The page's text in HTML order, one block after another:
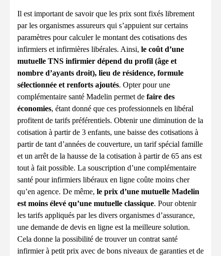
Il est important de savoir que les prix sont fixés librement
par les organismes assureurs qui s’appuient sur certains
paramètres pour calculer le montant des cotisations des
infirmiers et infirmières libérales. Ainsi, le coût d’une
mutuelle TNS infirmier dépend du profil (âge et
nombre d’ayants droit), lieu de résidence, formule
sélectionnée et renforts ajoutés. Opter pour une
complémentaire santé Madelin permet de faire des
économies, étant donné que ces professionnels en libéral
profitent de tarifs préférentiels. Obtenir une diminution de la
cotisation à partir de 3 enfants, une baisse des cotisations à
partir de tant d’années de couverture, un tarif spécial famille
et un arrêt de la hausse de la cotisation à partir de 65 ans est
tout à fait possible. La souscription d’une complémentaire
santé pour infirmiers libéraux en ligne coûte moins cher
qu’en agence. De même, le prix d’une mutuelle Madelin
est moins élevé qu’une mutuelle classique. Pour obtenir
les tarifs appliqués par les divers organismes d’assurance,
une demande de devis en ligne est la meilleure solution.
Cela donne la possibilité de trouver un contrat santé
infirmier à petit prix avec de bons niveaux de garanties et de